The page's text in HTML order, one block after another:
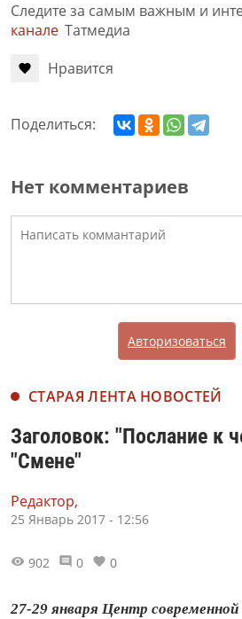
Следите за самым важным и
канале Татмедиа
Нравится
Поделиться:
Нет комментариев
Авторизоваться
СТАРАЯ ЛЕНТА НОВОСТЕЙ
Заголовок: "Послание к
"Смене"
Редактор,
25 Январь 2017 - 12:56
902 0 0
27-29 января Центр